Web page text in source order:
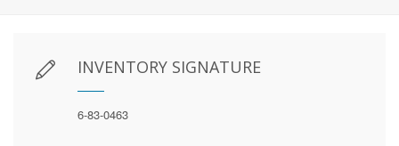
INVENTORY SIGNATURE
6-83-0463